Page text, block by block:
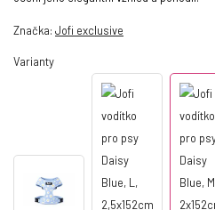
Značka: Jofi exclusive
Varianty